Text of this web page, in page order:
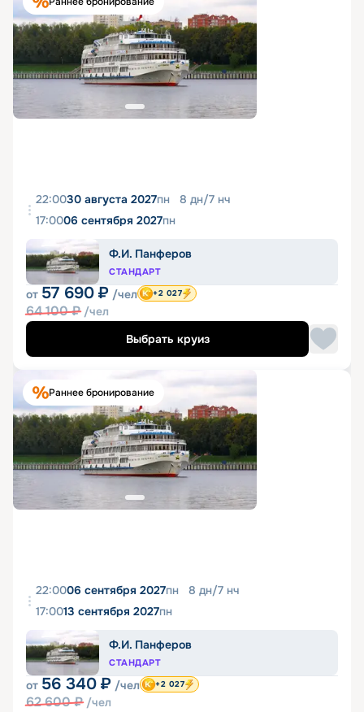
22:0030 августа 2027пн 8 дн/7 нч
17:0006 сентября 2027пн
Ф.И. Панферов
СТАНДАРТ
от 57 690 ₽ /чел
64 100₽ /чел
+2 027
Выбрать круиз
Раннее бронирование
22:0006 сентября 2027пн 8 дн/7 нч
17:0013 сентября 2027пн
Ф.И. Панферов
СТАНДАРТ
от 56 340 ₽ /чел
62 600₽ /чел
+2 027